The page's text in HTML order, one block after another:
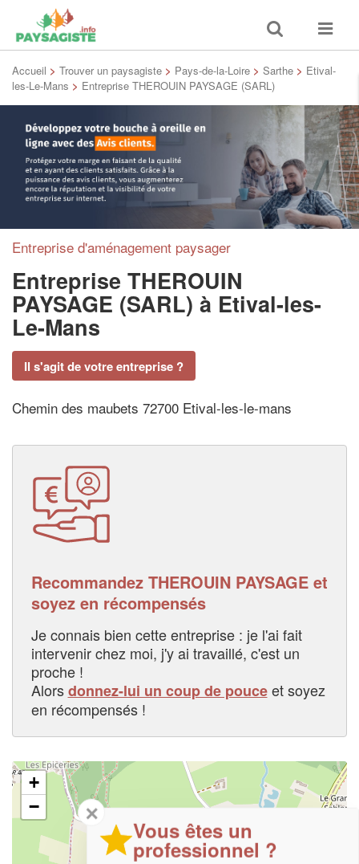
Toggle
search
Toggle
Accueil > Trouver un paysagiste > Pays-de-la-Loire > Sarthe > Etival-
les-Le-Mans > Entreprise THEROUIN PAYSAGE (SARL)
Entreprise d'aménagement paysager
Entreprise THEROUIN
PAYSAGE (SARL) à Etival-les-
Le-Mans
Il s'agit de votre entreprise ?
Chemin des maubets 72700 Etival-les-le-mans
Recommandez THEROUIN PAYSAGE et
soyez en récompensés
Je connais bien cette entreprise : je l'ai fait
intervenir chez moi, j'y ai travaillé, c'est un
proche !
Alorsdonnez-lui un coup de pouceet soyez
en récompensés !
+
−
✕
Vous êtes un
professionnel ?